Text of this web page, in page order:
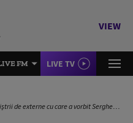
VIEW
FM LIVE TV
externe cu care a vorbit Serghei Lavrov după summitul Trump - Putin din Alaska